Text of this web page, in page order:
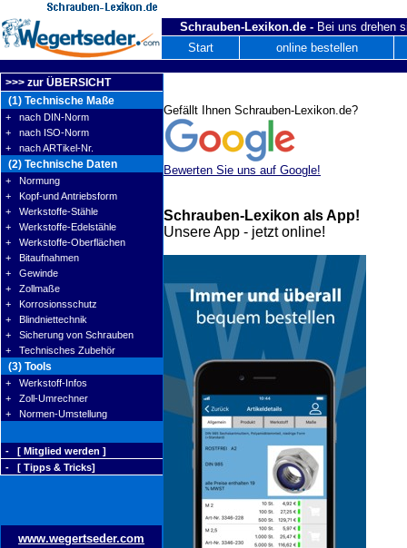
Schrauben-Lexikon.de - Bei uns drehen
Start
online bestellen
>>> zur ÜBERSICHT
(1) Technische Maße
+ nach DIN-Norm
+ nach ISO-Norm
+ nach ARTikel-Nr.
(2) Technische Daten
+ Normung
+ Kopf-und Antriebsform
+ Werkstoffe-Stähle
+ Werkstoffe-Edelstähle
+ Werkstoffe-Oberflächen
+ Bitaufnahmen
+ Gewinde
+ Zollmaße
+ Korrosionsschutz
+ Blindniettechnik
+ Sicherung von Schrauben
+ Technisches Zubehör
(3) Tools
+ Werkstoff-Infos
+ Zoll-Umrechner
+ Normen-Umstellung
- [ Mitglied werden ]
- [ Tipps & Tricks]
www.wegertseder.com
Gefällt Ihnen Schrauben-Lexikon.de?
Bewerten Sie uns auf Google!
Schrauben-Lexikon als App!
Unsere App - jetzt online!